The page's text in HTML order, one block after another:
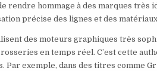
rendre hommage à des marques très
précise des lignes et des
des moteurs graphiques très
en temps réel. C’est cette
Par exemple, dans des titres comme